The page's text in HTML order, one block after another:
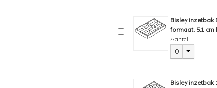
Bisley inzetbak
formaat, 5.1 cm
Aantal
0
Bisley inzetbak